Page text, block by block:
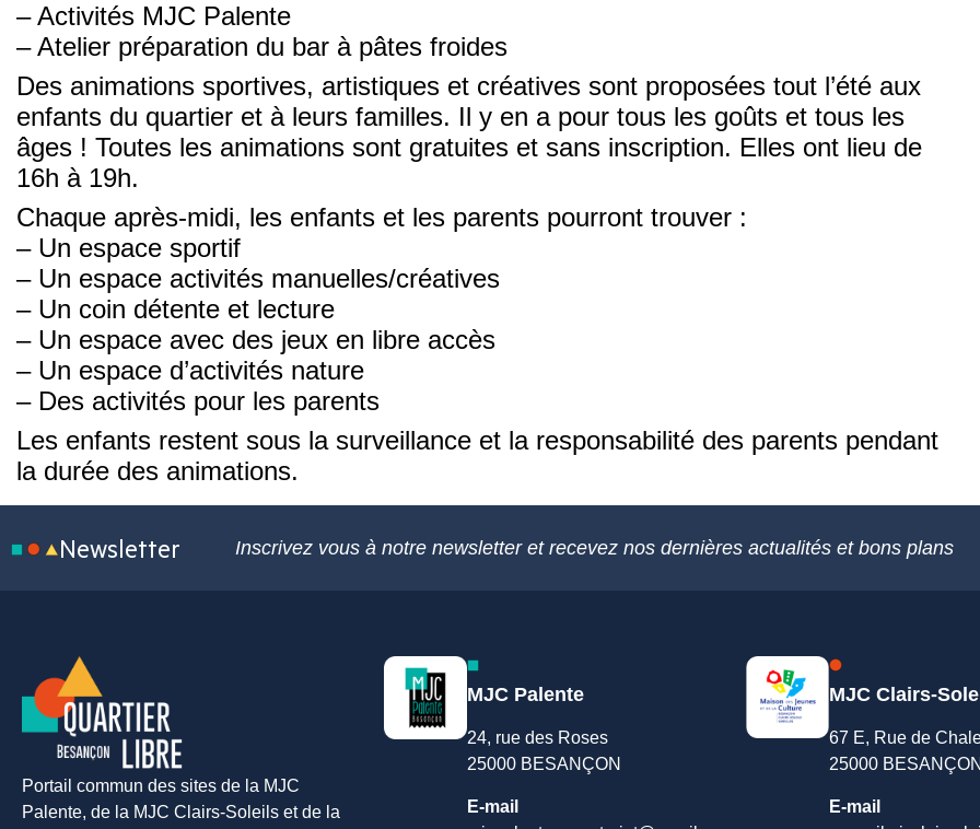
– Activités MJC Palente
– Atelier préparation du bar à pâtes froides
Des animations sportives, artistiques et créatives sont proposées tout l’été aux
enfants du quartier et à leurs familles. Il y en a pour tous les goûts et tous les
âges ! Toutes les animations sont gratuites et sans inscription. Elles ont lieu de
16h à 19h.
Chaque après-midi, les enfants et les parents pourront trouver :
– Un espace sportif
– Un espace activités manuelles/créatives
– Un coin détente et lecture
– Un espace avec des jeux en libre accès
– Un espace d’activités nature
– Des activités pour les parents
Les enfants restent sous la surveillance et la responsabilité des parents pendant
la durée des animations.
Newsletter Inscrivez vous à notre newsletter et recevez nos dernières actualités et bons plans
Portail commun des sites de la MJC
Palente, de la MJC Clairs-Soleils et de la
MJC Palente
24, rue des Roses
25000 BESANÇON
E-mail
MJC Clairs-
67 E, Rue de
25000 BESANÇON
E-mail